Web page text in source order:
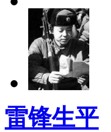
雷锋生平